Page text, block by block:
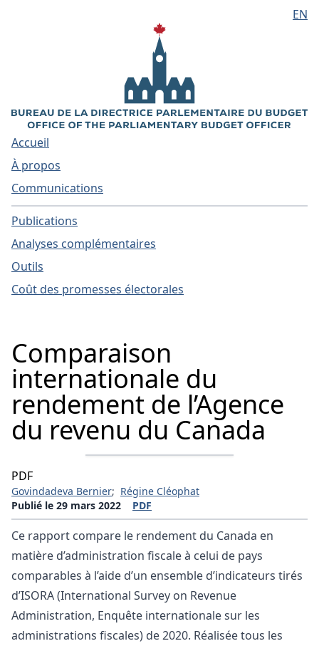
Aller au contenu principal
EN
Accueil
À propos
Communications
Publications
Analyses complémentaires
Outils
Coût des promesses électorales
Comparaison
internationale du
rendement de l’Agence
du revenu du Canada
PDF
Govindadeva Bernier; Régine Cléophat
Publié le 29 mars 2022
PDF
Ce rapport compare le rendement du Canada en
matière d’administration fiscale à celui de pays
comparables à l’aide d’un ensemble d’indicateurs tirés
d’ISORA (International Survey on Revenue
Administration, Enquête internationale sur les
administrations fiscales) de 2020. Réalisée tous les